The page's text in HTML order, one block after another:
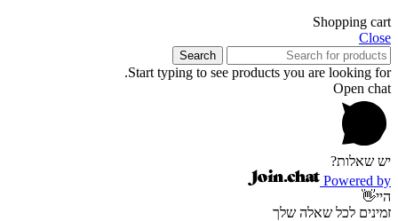
Shopping cart
Close
Search
Start typing to see products you are looking for.
Open chat
יש שאלות?
Powered by
היי👋
זמינים לכל שאלה שלך